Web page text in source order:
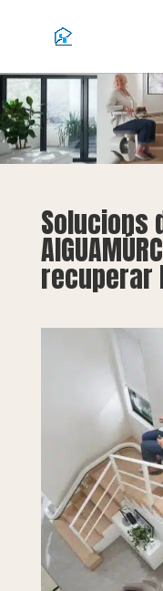
Solucions
recuperar